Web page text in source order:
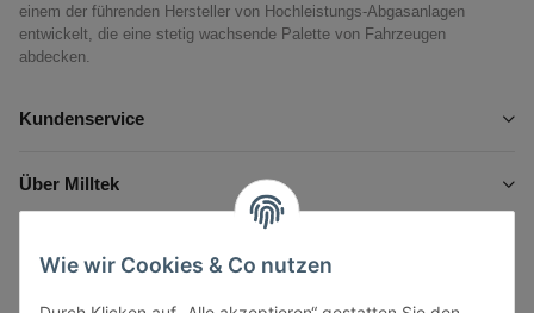
Wie wir Cookies & Co nutzen
einem der führenden Hersteller von Hochleistungs-Abgasanlagen
entwickelt, die eine stetig wachsende Palette von Fahrzeugen
abdecken.
Kundenservice
Über Milltek